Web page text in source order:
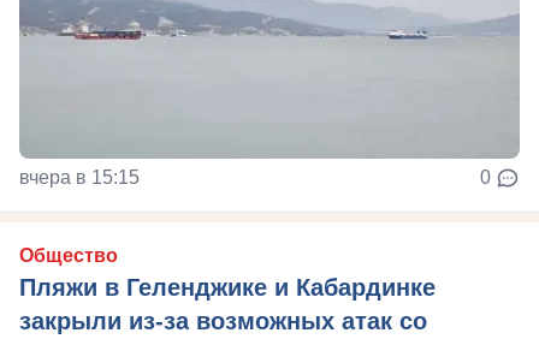
вчера в 15:15 0
Общество
Пляжи в Геленджике и Кабардинке
закрыли из-за возможных атак со